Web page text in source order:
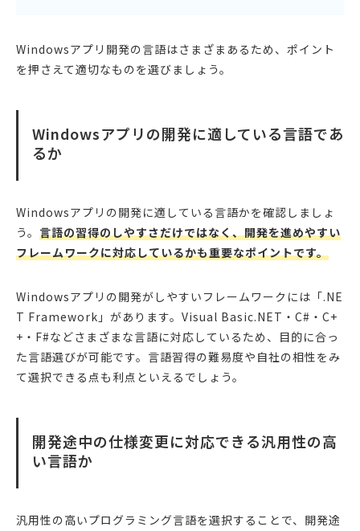
Windowsアプリ開発の言語はさまざまあるため、ポイント
を押さえて適切なものを選びましょう。
Windowsアプリの開発に適している言語であ
るか
Windowsアプリの開発に適している言語かを確認しましょ
う。 言語の習得のしやすさだけではなく、開発を進めやすい
フレームワークに対応しているかも重要なポイントです。
Windowsアプリの開発がしやすいフレームワークには「.NE
T Framework」があります。Visual Basic.NET・C#・C+
+・F#などさまざまな言語に対応しているため、目的に合っ
た言語選びが可能です。言語習得の難易度や自社の相性をみ
て選択できる点も利点といえるでしょう。
開発途中の仕様変更に対応できる汎用性の高
い言語か
汎用性の高いプログラミング言語を選択することで、開発途